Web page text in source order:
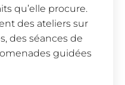
qu’elle procure.
des ateliers sur
des séances de
guidées